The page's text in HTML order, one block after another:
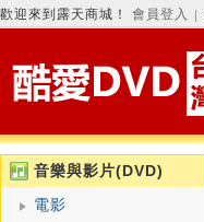
歡迎來到露天商城！ 會員登入
音樂與影片(DVD)
電影